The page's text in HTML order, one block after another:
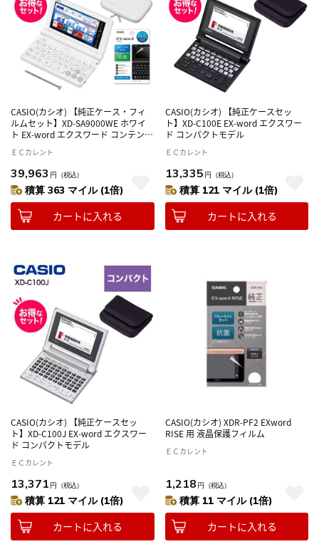
CASIO(カシオ) 【純正ケース・フィ
ルムセット】XD-SA9000WE ホワイ
ト EX-word エクスワード コンテンツ
ＥＣカレント
39,963 円 （税込）
積算 363 マイル (1倍)
カートに入れる
CASIO(カシオ) 【純正ケースセッ
ト】XD-C100E EX-word エクスワー
ド コンパクトモデル
ＥＣカレント
13,335 円 （税込）
積算 121 マイル (1倍)
カートに入れる
CASIO(カシオ) 【純正ケースセッ
ト】XD-C100J EX-word エクスワー
ド コンパクトモデル
ＥＣカレント
13,371 円 （税込）
積算 121 マイル (1倍)
カートに入れる
CASIO(カシオ) XDR-PF2 EXword
RISE 用 液晶保護フィルム
ＥＣカレント
1,218 円 （税込）
積算 11 マイル (1倍)
カートに入れる